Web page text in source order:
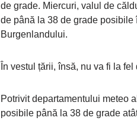
de grade. Miercuri, valul de
de până la 38 de grade posibile
Burgenlandului.
În vestul țării, însă, nu va fi la
Potrivit departamentului meteo
posibile până la 38 de grade